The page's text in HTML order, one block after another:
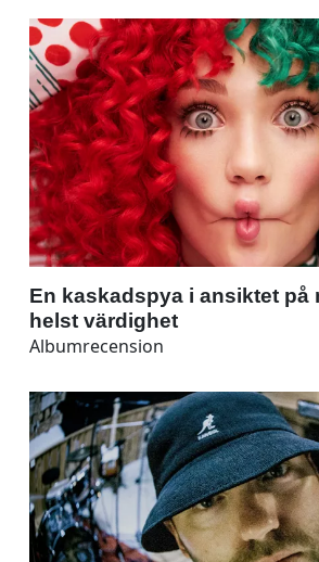
En kaskadspya i ansiktet på
helst värdighet
Albumrecension